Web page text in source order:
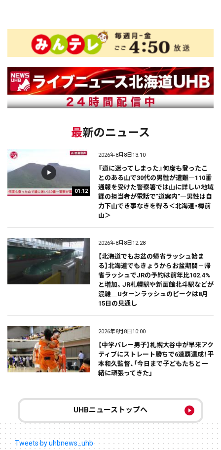
最新のニュース
01:12
2026年8月8日13:10
『道に迷ってしまった』何度も登ったこ
とのある山で30代の男性が遭難―110番
通報を受けた警察署では山に詳しい地域
課の担当者が電話で"道案内"―男性は自
力下山でき事なきを得る＜北海道・樽前
山＞
2026年8月8日12:28
【北海道でもお盆の帰省ラッシュ始ま
る】北海道でもきょうからお盆期間－帰
省ラッシュでJRの予約は前年比102.4%
と増加。JR札幌駅や新函館北斗駅などが
混雑＿Uターンラッシュのピークは8月
15日の見通し
2026年8月8日10:00
【中学バレー男子】札幌大谷中が早来アク
ティブにストレート勝ちで6連覇達成！平
本和久監督、「今日まで子どもたちと一
緒に頑張ってきた」
UHBニューストップへ
Tweets by uhbnews_uhb